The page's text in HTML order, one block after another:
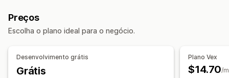
Upsell
Recomendações de produtos
Recompensas por nível
Personalização de checkout
Descontos percentuais
Descontos no checkout
Presentes
Preços dinâmicos Descontos personalizados
Preços
Escolha o plano ideal para o negócio.
Desenvolvimento grátis
Grátis
Plano Vex
$14.70/